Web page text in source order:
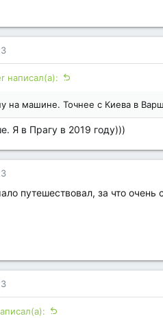
написал(а):
на машине. Точнее с Киева в
Я в Прагу в 2019 году)))
путешествовал, за что очень